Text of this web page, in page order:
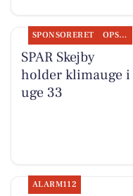
SPONSORERET OPSLAGSTAVLEN
SPAR Skejby
holder klimauge i
uge 33
ALARM112